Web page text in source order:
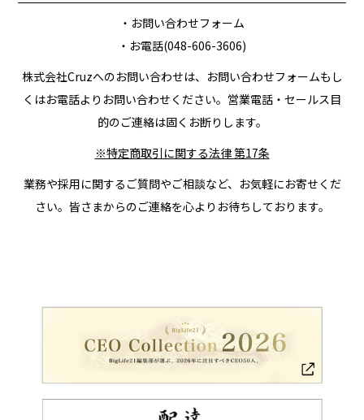
・お問い合わせフォーム
・お電話(048-606-3606)
株式会社Cruzへのお問い合わせは、お問い合わせフォームもし
くはお電話よりお問い合わせください。営業電話・セールス目
的のご連絡は固くお断りします。
※特定商取引に関する法律 第17条
業務や採用に関するご質問やご相談など、お気軽にお寄せくだ
さい。皆さまからのご連絡を心よりお待ちしております。